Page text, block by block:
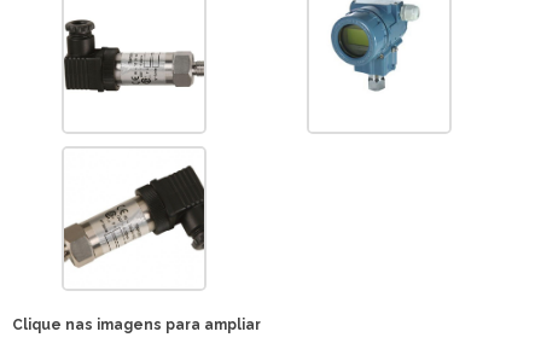
Clique nas imagens para ampliar